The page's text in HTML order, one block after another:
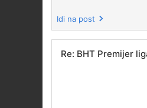
Idi na post
Re: BHT Premijer